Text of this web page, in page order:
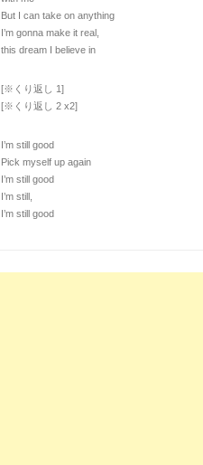
But I can take on anything
I’m gonna make it real,
this dream I believe in
[※くり返し 1]
[※くり返し 2 x2]
I’m still good
Pick myself up again
I’m still good
I’m still,
I’m still good